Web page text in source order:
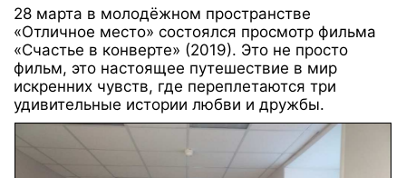
28 марта в молодёжном пространстве
«Отличное место» состоялся просмотр фильма
«Счастье в конверте» (2019). Это не просто
фильм, это настоящее путешествие в мир
искренних чувств, где переплетаются три
удивительные истории любви и дружбы.